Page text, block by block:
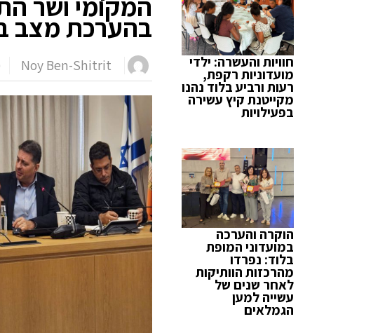
בהערכת מצב
Noy Ben-Shitrit חוויות והעשרה: ילדי
מועדוניות רקפת,
רעות ורביע בלוד נהנו
מקייטנת קיץ עשירה
בפעילויות
הוקרה והערכה
במועדוני המופת
בלוד: נפרדו
מהרכזות הוותיקות
לאחר שנים של
עשייה למען
הגמלאים